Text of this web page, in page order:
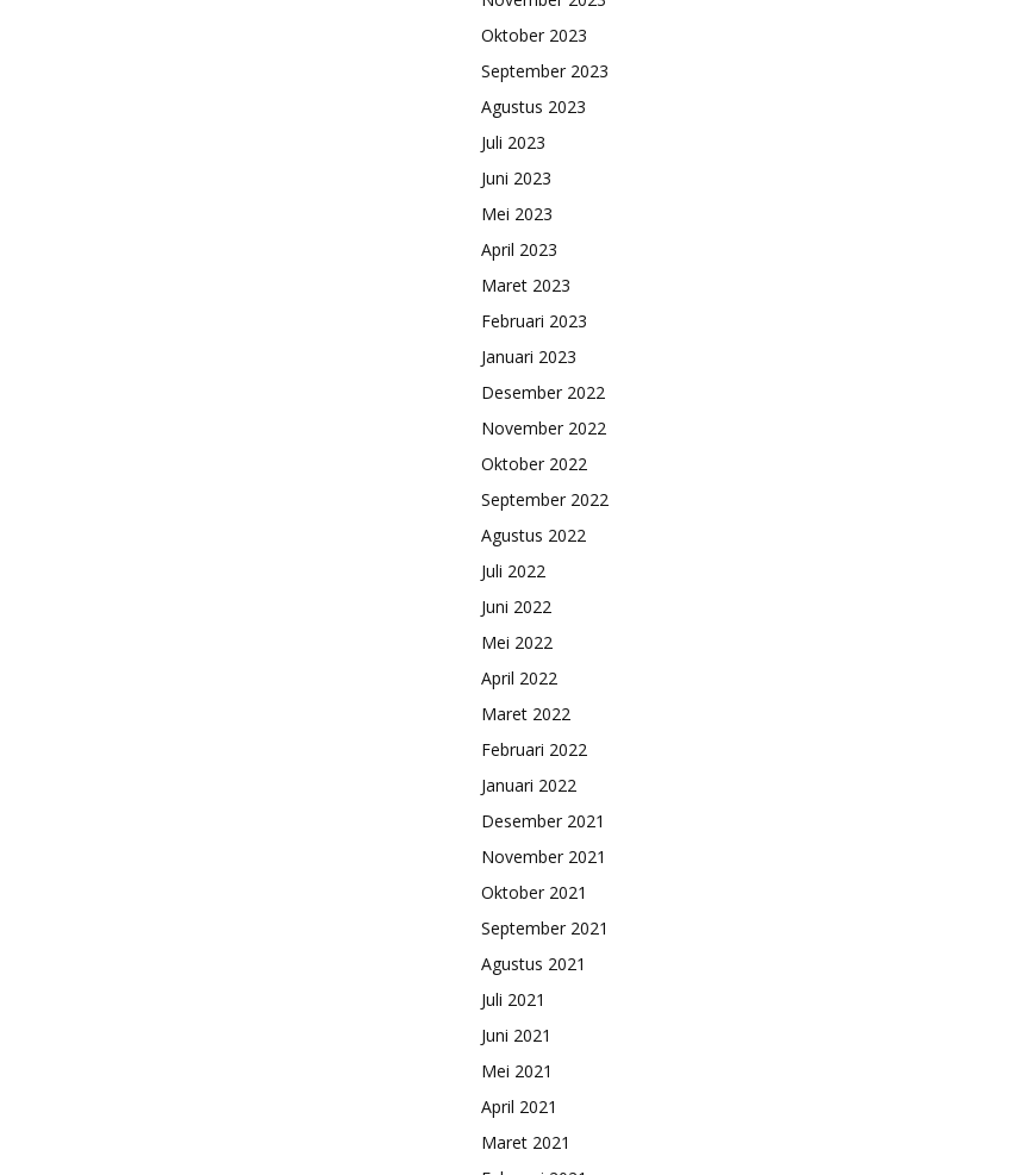
Oktober 2023
September 2023
Agustus 2023
Juli 2023
Juni 2023
Mei 2023
April 2023
Maret 2023
Februari 2023
Januari 2023
Desember 2022
November 2022
Oktober 2022
September 2022
Agustus 2022
Juli 2022
Juni 2022
Mei 2022
April 2022
Maret 2022
Februari 2022
Januari 2022
Desember 2021
November 2021
Oktober 2021
September 2021
Agustus 2021
Juli 2021
Juni 2021
Mei 2021
April 2021
Maret 2021